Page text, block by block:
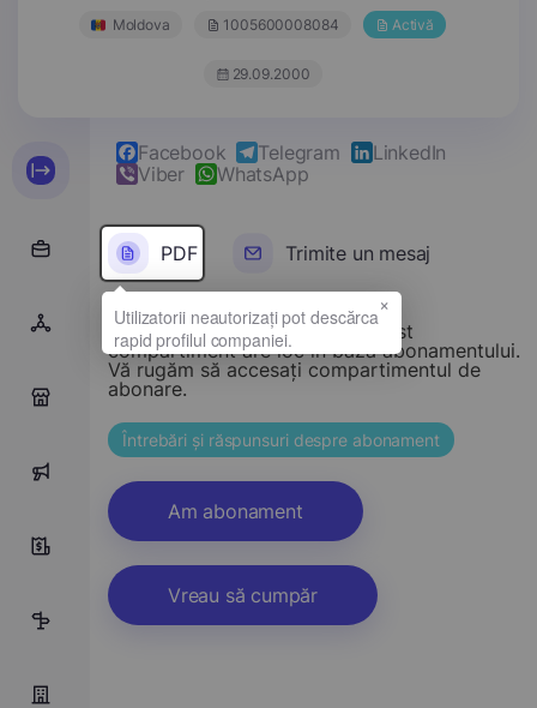
Moldova 1005600008084 Activă
29.09.2000
9
Facebook Telegram
LinkedIn
Viber
WhatsApp
PDF Trimite un mesaj
Stimate vizitator, accesul la acest
compartiment are loc în baza abonamentului.
Vă rugăm să accesați compartimentul de
abonare.
Întrebări și răspunsuri despre abonament
Am abonament
Vreau să cumpăr
×